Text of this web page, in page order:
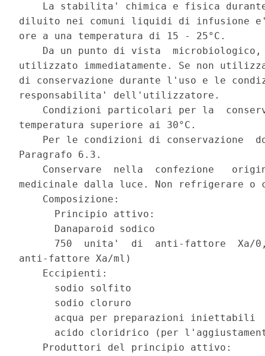
La stabilita' chimica e fisica
diluito nei comuni liquidi di infusione
ore a una temperatura di 15 - 25°C.
Da un punto di vista
utilizzato immediatamente. Se non
di conservazione durante l'uso e le
responsabilita' dell'utilizzatore.
Condizioni particolari per la
temperatura superiore ai 30°C.
Per le condizioni di conservazione
Paragrafo 6.3.
Conservare  nella  confezione
medicinale dalla luce. Non refrigerare o
    Composizione:
      Principio attivo:
      Danaparoid sodico
750  unita'  di  anti-fattore  Xa/
anti-fattore Xa/ml)
    Eccipienti:
      sodio solfito
      sodio cloruro
      acqua per preparazioni iniettabili
acido cloridrico (per
    Produttori del principio attivo: